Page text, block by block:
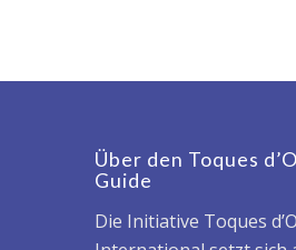
Über den Toques
Guide
Die Initiative Toques